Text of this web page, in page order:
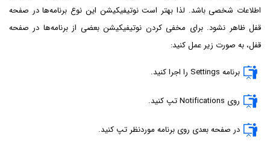
اطلاعات شخصی باشد. لذا بهتر است نوتیفیکیشن این نوع برنامه‌ها در صفحه
قفل ظاهر نشود. برای مخفی کردن نوتیفیکیشن بعضی از برنامه‌ها در صفحه
قفل، به صورت زیر عمل کنید:
برنامه Settings را اجرا کنید.
روی Notifications تپ کنید.
در صفحه بعدی روی برنامه موردنظر تپ کنید.